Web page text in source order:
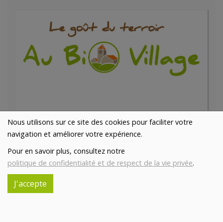
Nous utilisons sur ce site des cookies pour faciliter votre
navigation et améliorer votre expérience.
Pour en savoir plus, consultez notre
politique de confidentialité et de respect de la vie privée.
J'accepte
Fard à paupières Noisettine irisé bio
AVRIL 5€/pc
5
Réception souhaitée le